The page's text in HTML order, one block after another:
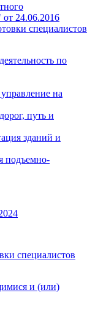
от 24.06.2016
специалистов
по
на
путь и
зданий и
подъемно-
специалистов
и (или)